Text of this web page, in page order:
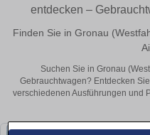
entdecken –
Finden Sie in Gronau
Suchen Sie in Gronau
Gebrauchtwagen? Entdecken
verschiedenen Ausführungen und